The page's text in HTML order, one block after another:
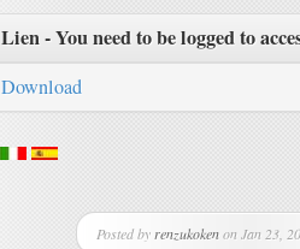
Lien - You need to be logged to
Download
Posted by renzukokenon Jan 23,